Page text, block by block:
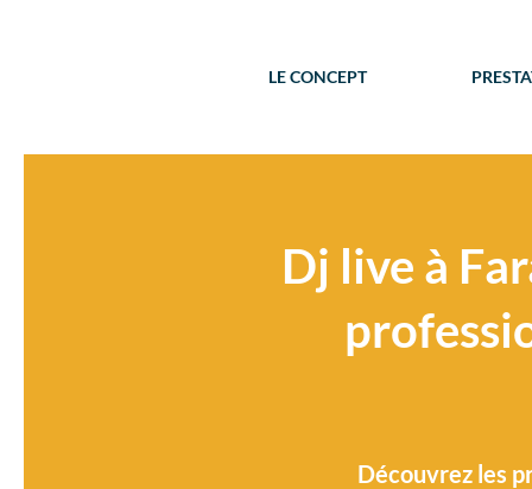
LE CONCEPT
Dj live à
Découvrez les